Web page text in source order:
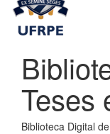
Teses
Biblioteca Digital